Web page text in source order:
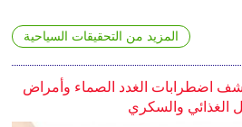
المزيد من التحقيقات السياحية
اضطرابات الغدد الصماء وأمراض
الغذائي والسكري